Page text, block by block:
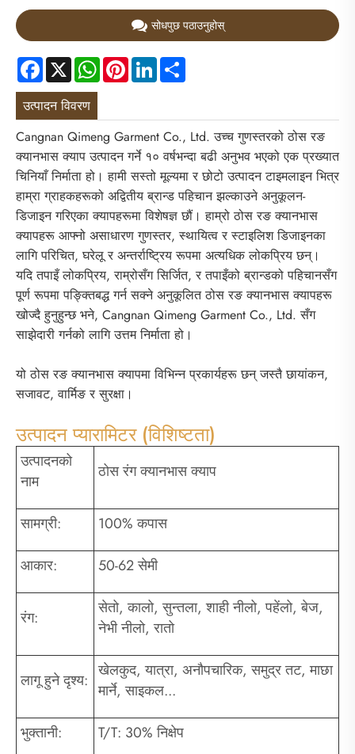
सोधपुछ पठाउनुहोस्
Facebook
X WhatsApp
PinterestLinkedIn
उत्पादन विवरण
Cangnan Qimeng Garment Co., Ltd. उच्च गुणस्तरको ठोस रङ
क्यानभास क्याप उत्पादन गर्ने १० वर्षभन्दा बढी अनुभव भएको एक प्रख्यात
चिनियाँ निर्माता हो। हामी सस्तो मूल्यमा र छोटो उत्पादन टाइमलाइन भित्र
हाम्रा ग्राहकहरूको अद्वितीय ब्रान्ड पहिचान झल्काउने अनुकूलन-
डिजाइन गरिएका क्यापहरूमा विशेषज्ञ छौं। हाम्रो ठोस रङ क्यानभास
क्यापहरू आफ्नो असाधारण गुणस्तर, स्थायित्व र स्टाइलिश डिजाइनका
लागि परिचित, घरेलू र अन्तर्राष्ट्रिय रूपमा अत्यधिक लोकप्रिय छन्।
यदि तपाइँ लोकप्रिय, राम्रोसँग सिर्जित, र तपाइँको ब्रान्डको पहिचानसँग
पूर्ण रूपमा पङ्क्तिबद्ध गर्न सक्ने अनुकूलित ठोस रङ क्यानभास क्यापहरू
खोज्दै हुनुहुन्छ भने, Cangnan Qimeng Garment Co., Ltd. सँग
साझेदारी गर्नको लागि उत्तम निर्माता हो।
यो ठोस रङ क्यानभास क्यापमा विभिन्न प्रकार्यहरू छन् जस्तै छायांकन,
सजावट, वार्मिङ र सुरक्षा।
उत्पादन प्यारामिटर (विशिष्टता)
उत्पादनको
नाम
ठोस रंग क्यानभास क्याप
सामग्री: 100% कपास
आकार: 50-62 सेमी
रंग:
सेतो, कालो, सुन्तला, शाही नीलो, पहेंलो, बेज,
नेभी नीलो, रातो
लागू हुने दृश्य: खेलकुद, यात्रा, अनौपचारिक, समुद्र तट, माछा
मार्ने, साइकल...
भुक्तानी: T/T: 30% निक्षेप